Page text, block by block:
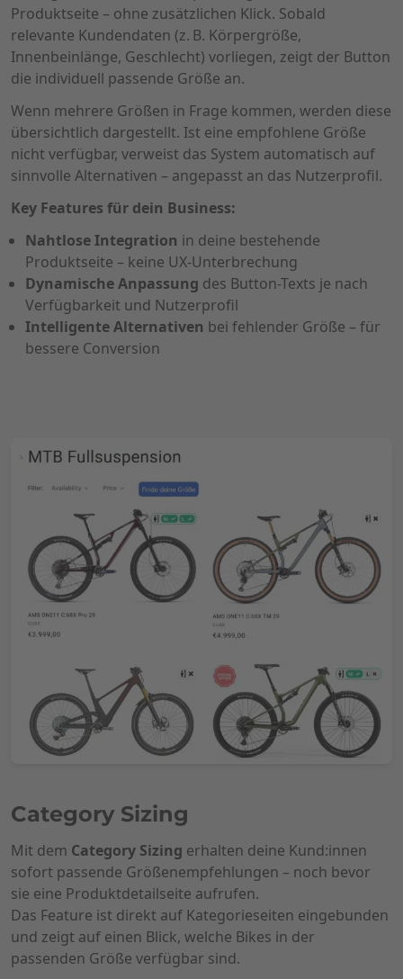
Produktseite – ohne zusätzlichen Klick. Sobald
relevante Kundendaten (z. B. Körpergröße,
Innenbeinlänge, Geschlecht) vorliegen, zeigt der Button
die individuell passende Größe an.
Wenn mehrere Größen in Frage kommen, werden diese
übersichtlich dargestellt. Ist eine empfohlene Größe
nicht verfügbar, verweist das System automatisch auf
sinnvolle Alternativen – angepasst an das Nutzerprofil.
Key Features für dein Business:
Nahtlose Integration in deine bestehende
Produktseite – keine UX-Unterbrechung
Dynamische Anpassung des Button-Texts je nach
Verfügbarkeit und Nutzerprofil
Intelligente Alternativen bei fehlender Größe – für
bessere Conversion
Category Sizing
Mit dem Category Sizing erhalten deine Kund:innen
sofort passende Größenempfehlungen – noch bevor
sie eine Produktdetailseite aufrufen.
Das Feature ist direkt auf Kategorieseiten eingebunden
und zeigt auf einen Blick, welche Bikes in der
passenden Größe verfügbar sind.